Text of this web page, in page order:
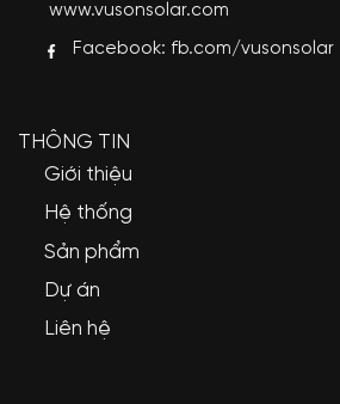
www.vusonsolar.com
Facebook: fb.com/vusonsolar
THÔNG TIN
Giới thiệu
Hệ thống
Sản phẩm
Dự án
Liên hệ